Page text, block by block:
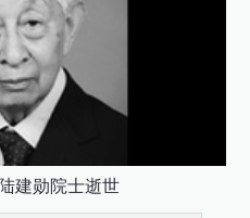
建勋院士逝世